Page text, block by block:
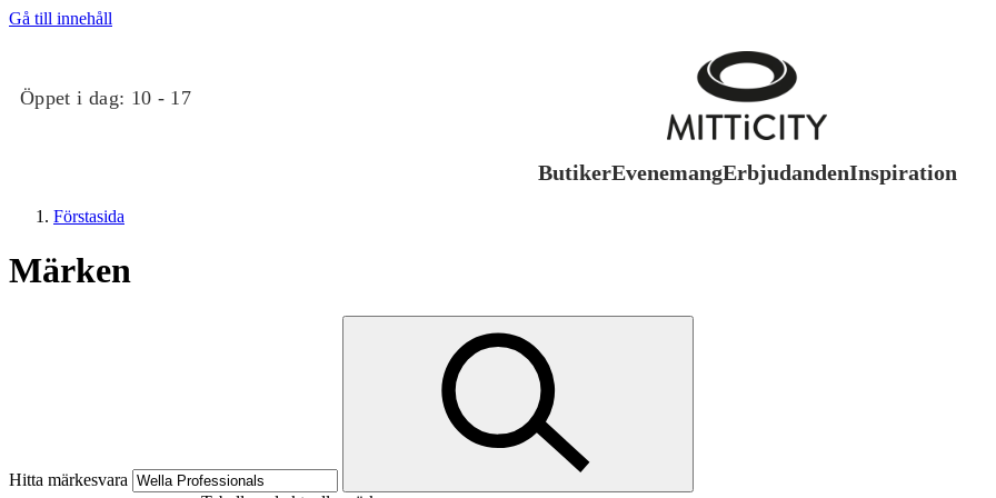
Gå till innehåll
Öppet i dag: 10 - 17
ButikerEvenemangErbjudandenInspiration
Evenemang
Förstasida
Märken
Hitta märkesvara